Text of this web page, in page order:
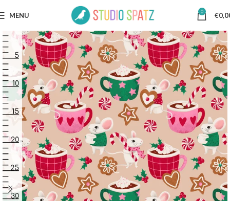
MENU 0 €